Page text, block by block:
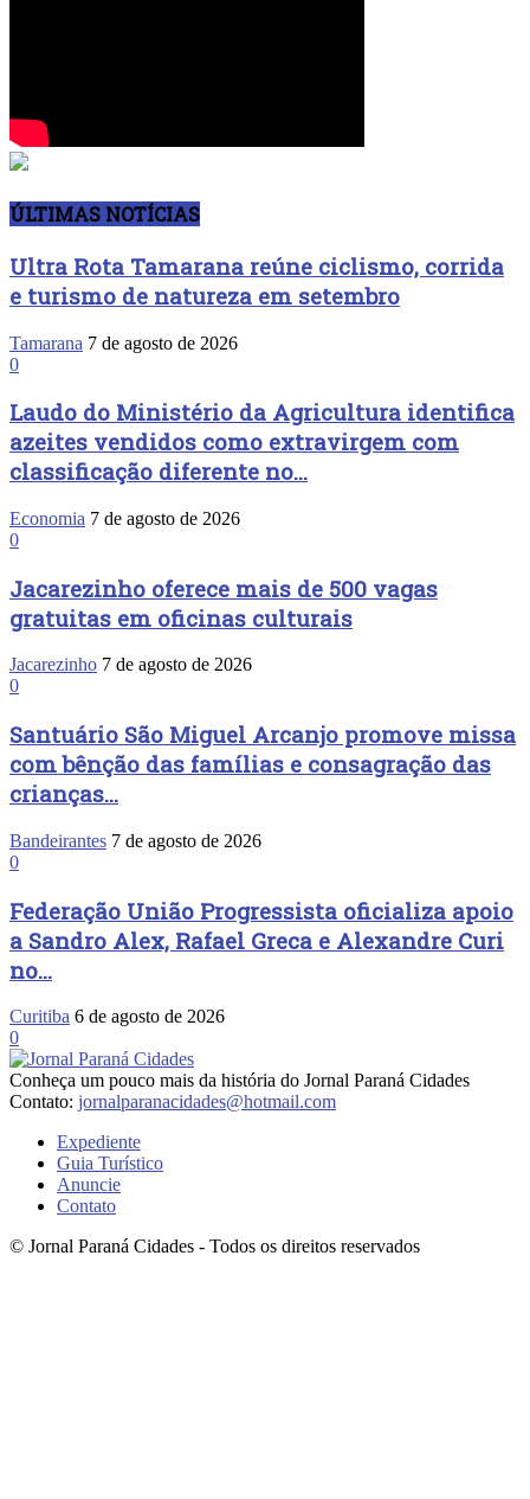
ÚLTIMAS NOTÍCIAS
Ultra Rota Tamarana reúne ciclismo, corrida
e turismo de natureza em setembro
Tamarana 7 de agosto de 2026
0
Laudo do Ministério da Agricultura identifica
azeites vendidos como extravirgem com
classificação diferente no...
Economia 7 de agosto de 2026
0
Jacarezinho oferece mais de 500 vagas
gratuitas em oficinas culturais
Jacarezinho 7 de agosto de 2026
0
Santuário São Miguel Arcanjo promove missa
com bênção das famílias e consagração das
crianças...
Bandeirantes 7 de agosto de 2026
0
Federação União Progressista oficializa apoio
a Sandro Alex, Rafael Greca e Alexandre Curi
no...
Curitiba 6 de agosto de 2026
0
Conheça um pouco mais da história do Jornal Paraná Cidades
Contato: jornalparanacidades@hotmail.com
Expediente
Guia Turístico
Anuncie
Contato
© Jornal Paraná Cidades - Todos os direitos reservados